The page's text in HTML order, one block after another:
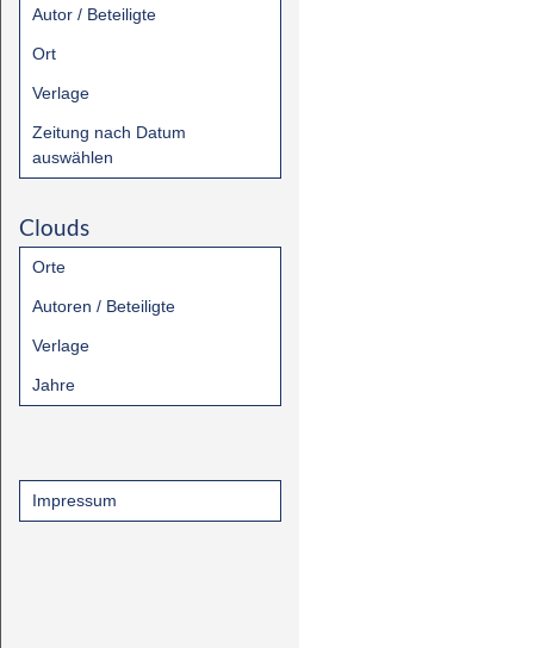
Autor / Beteiligte
Ort
Verlage
Zeitung nach Datum
auswählen
Clouds
Orte
Autoren / Beteiligte
Verlage
Jahre
Impressum